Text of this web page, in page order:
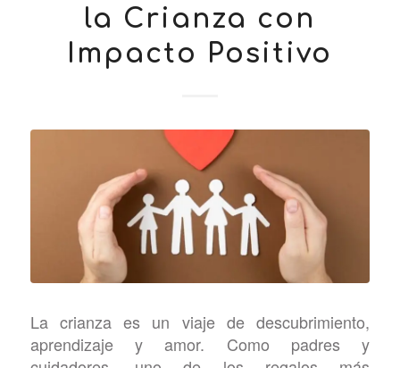
la Crianza con
Impacto Positivo
La crianza es un viaje de descubrimiento,
aprendizaje y amor. Como padres y